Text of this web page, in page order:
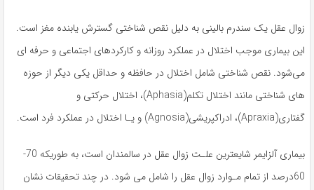
زوال عقل یک سندرم بالینی به دلیل نقص شناختی گسترش یابنده مغز است.
این بیماری موجب اختلال در عملکرد روزانه و کارکردهای اجتماعی و حرفه ای
می‌شود. نقص شناختی شامل اختلال در حافظه و حداقل یکی دیگر از حوزه
های شناختی مانند اختلال تکلم(Aphasia)، اختلال حرکتی و
گفتاری(Apraxia)، ادراکپریشی(Agnosia) و یـا اختلال در عملکرد فرد است.
بیماری آلزایمر شایعترین علـت زوال عقل در سالمندان است، به طوریکه 70-
60درصد از تمام مـوارد زوال عقل را شامل می شود. در چند تحقیقات نشان